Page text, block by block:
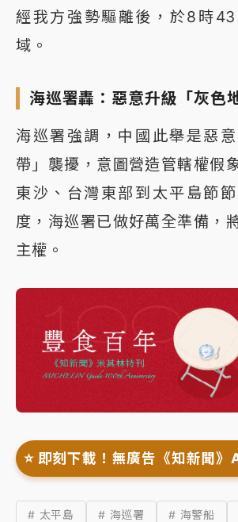
經我方強勢驅離後，於8時
域。
海巡署轟：惡意升級「灰色
海巡署強調，中國此舉是惡
帶」襲擾，意圖營造管轄權假
東沙、台灣東部到太平島節
度，海巡署已做好萬全準備，
主權。
⭐️ 即刻下載！無廣告《知新聞》
# 太平島 # 海巡署 # 海警船